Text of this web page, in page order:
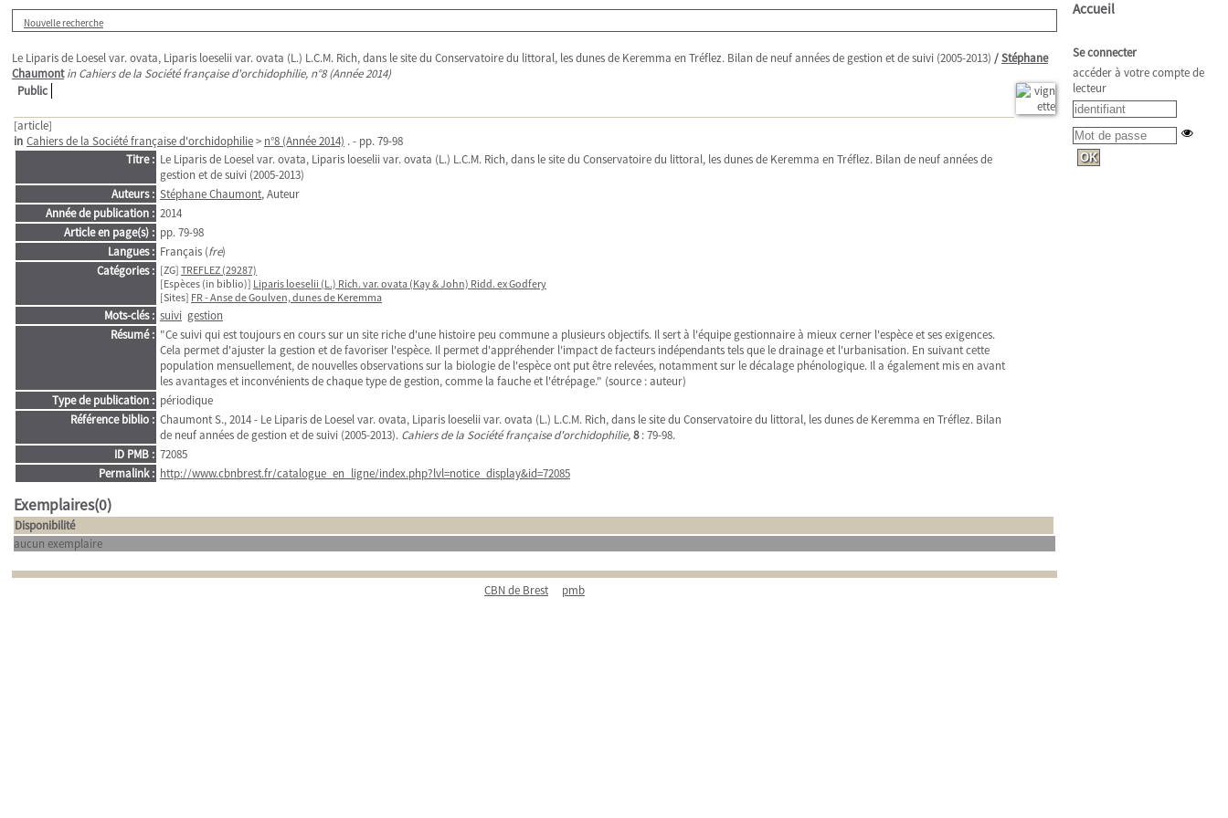
Nouvelle recherche
Le Liparis de Loesel var. ovata, Liparis loeselii var. ovata (L.) L.C.M. Rich, dans le site du Conservatoire du littoral, les dunes de Keremma en Tréflez. Bilan de neuf années de gestion et de suivi (2005-2013) /Stéphane
Chaumont in Cahiers de la Société française d'orchidophilie, n°8 (Année 2014)
Public
[article]
in Cahiers de la Société française d'orchidophilie> n°8 (Année 2014) . - pp. 79-98
Titre : Le Liparis de Loesel var. ovata, Liparis loeselii var. ovata (L.) L.C.M. Rich, dans le site du Conservatoire du littoral, les dunes de Keremma en Tréflez. Bilan de neuf années de
gestion et de suivi (2005-2013)
Auteurs : Stéphane Chaumont, Auteur
Année de publication : 2014
Article en page(s) : pp. 79-98
Langues : Français (fre)
Catégories : [ZG] TREFLEZ (29287)
[Espèces (in biblio)] Liparis loeselii (L.) Rich. var. ovata (Kay & John) Ridd. ex Godfery
[Sites] FR - Anse de Goulven, dunes de Keremma
Mots-clés : suivi gestion
Résumé : "Ce suivi qui est toujours en cours sur un site riche d'une histoire peu commune a plusieurs objectifs. Il sert à l'équipe gestionnaire à mieux cerner l'espèce et ses exigences.
Cela permet d'ajuster la gestion et de favoriser l'espèce. Il permet d'appréhender l'impact de facteurs indépendants tels que le drainage et l'urbanisation. En suivant cette
population mensuellement, de nouvelles observations sur la biologie de l'espèce ont put être relevées, notamment sur le décalage phénologique. Il a également mis en avant
les avantages et inconvénients de chaque type de gestion, comme la fauche et l'étrépage." (source : auteur)
Type de publication : périodique
Référence biblio : Chaumont S., 2014 - Le Liparis de Loesel var. ovata, Liparis loeselii var. ovata (L.) L.C.M. Rich, dans le site du Conservatoire du littoral, les dunes de Keremma en Tréflez. Bilan
de neuf années de gestion et de suivi (2005-2013). Cahiers de la Société française d'orchidophilie,8: 79-98.
ID PMB : 72085
Permalink : http://www.cbnbrest.fr/catalogue_en_ligne/index.php?lvl=notice_display&id=72085
Exemplaires(0)
Disponibilité
aucun exemplaire
CBN de Brest pmb
Accueil
Se connecter
accéder à votre compte de
lecteur